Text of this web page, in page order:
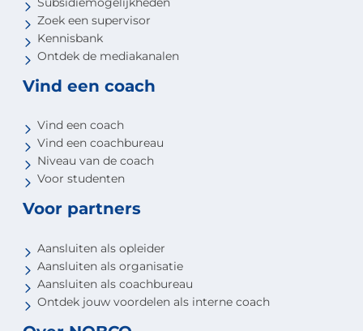
Zoek een supervisor
Kennisbank
Ontdek de mediakanalen
Vind een coach
Vind een coach
Vind een coachbureau
Niveau van de coach
Voor studenten
Voor partners
Aansluiten als opleider
Aansluiten als organisatie
Aansluiten als coachbureau
Ontdek jouw voordelen als interne coach